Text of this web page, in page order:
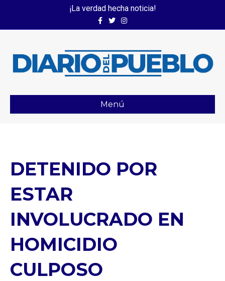
¡La verdad hecha noticia!
FacebookTwitterInstagram
Menú
DETENIDO POR
ESTAR
INVOLUCRADO EN
HOMICIDIO
CULPOSO